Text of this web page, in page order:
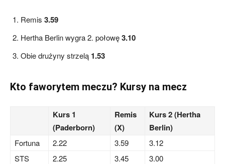
Remis 3.59
Hertha Berlin wygra 2. połowę3.10
Obie drużyny strzelą 1.53
Kto faworytem meczu? Kursy na mecz
Kurs 1
(Paderborn)
Remis
(X)
Kurs 2 (Hertha
Berlin)
Fortuna 2.22 3.59
3.12
STS
2.25 3.45
3.00